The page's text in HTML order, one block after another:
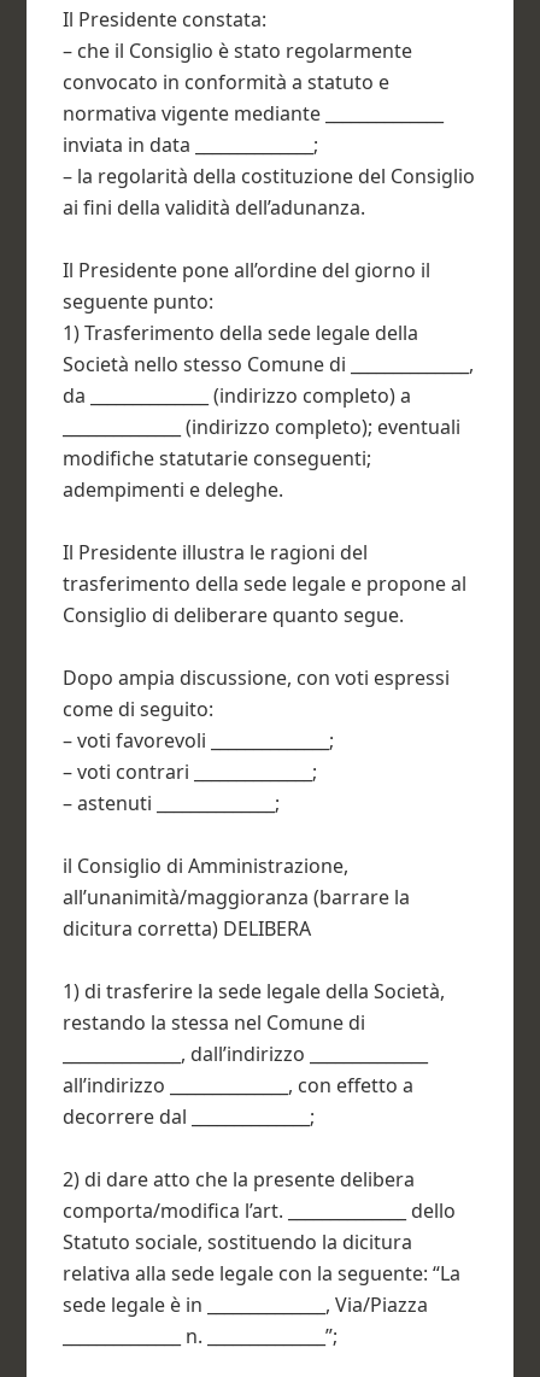
Il Presidente constata:
– che il Consiglio è stato regolarmente
convocato in conformità a statuto e
normativa vigente mediante ______________
inviata in data ______________;
– la regolarità della costituzione del Consiglio
ai fini della validità dell’adunanza.
Il Presidente pone all’ordine del giorno il
seguente punto:
1) Trasferimento della sede legale della
Società nello stesso Comune di ______________,
da ______________ (indirizzo completo) a
______________ (indirizzo completo); eventuali
modifiche statutarie conseguenti;
adempimenti e deleghe.
Il Presidente illustra le ragioni del
trasferimento della sede legale e propone al
Consiglio di deliberare quanto segue.
Dopo ampia discussione, con voti espressi
come di seguito:
– voti favorevoli ______________;
– voti contrari ______________;
– astenuti ______________;
il Consiglio di Amministrazione,
all’unanimità/maggioranza (barrare la
dicitura corretta) DELIBERA
1) di trasferire la sede legale della Società,
restando la stessa nel Comune di
______________, dall’indirizzo ______________
all’indirizzo ______________, con effetto a
decorrere dal ______________;
2) di dare atto che la presente delibera
comporta/modifica l’art. ______________ dello
Statuto sociale, sostituendo la dicitura
relativa alla sede legale con la seguente: “La
sede legale è in ______________, Via/Piazza
______________ n. ______________”;